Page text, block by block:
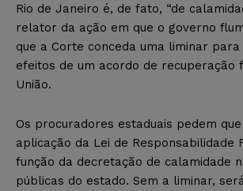
Rio de Janeiro é, de fato, “de
relator da ação em que o governo
que a Corte conceda uma liminar
efeitos de um acordo de recuperação
União.
Os procuradores estaduais pedem
aplicação da Lei de Responsabilidade
função da decretação de calamidade
públicas do estado. Sem a liminar,